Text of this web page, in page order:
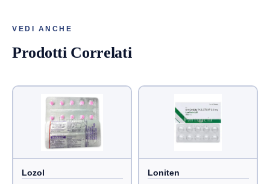
VEDI ANCHE
Prodotti Correlati
Lozol Loniten